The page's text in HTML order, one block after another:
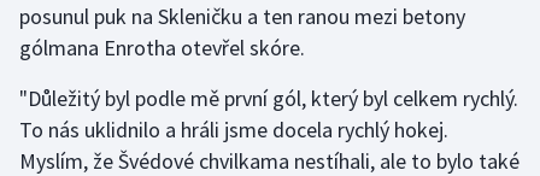
Rychlostní kanoistika
Short track
Sportovní střelba
posunul puk na Skleničku a ten ranou mezi betony
gólmana Enrotha otevřel skóre.
"Důležitý byl podle mě první gól, který byl celkem rychlý.
To nás uklidnilo a hráli jsme docela rychlý hokej.
Myslím, že Švédové chvilkama nestíhali, ale to bylo také